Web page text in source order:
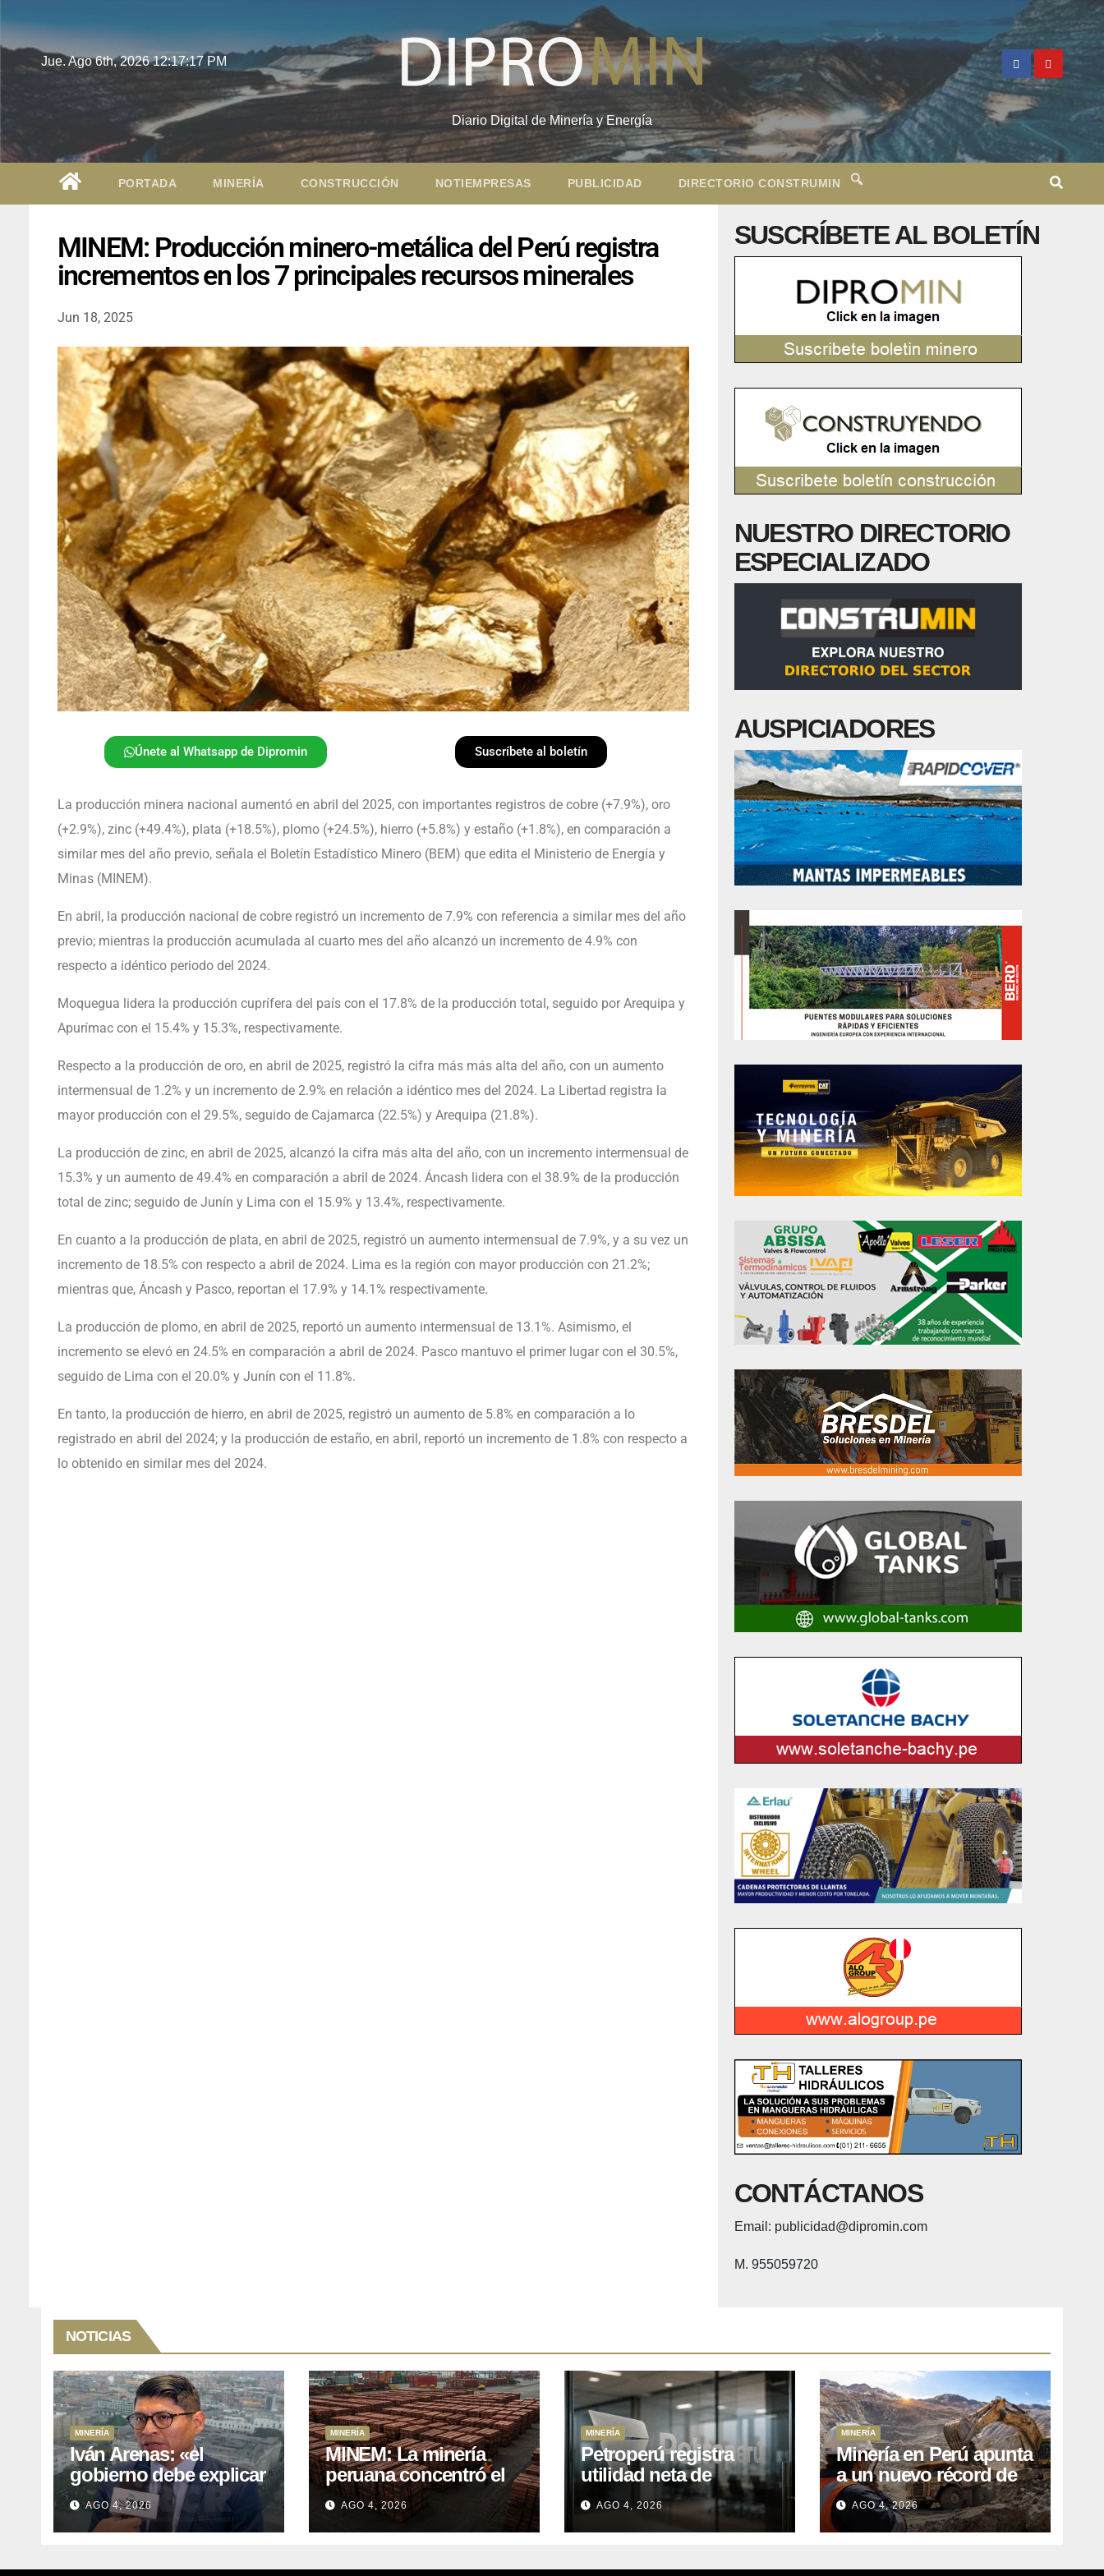
Jue. Ago 6th, 202612:17:18 PM
Diario Digital de Minería y Energía
PORTADA MINERÍA CONSTRUCCIÓN NOTIEMPRESAS PUBLICIDAD DIRECTORIO CONSTRUMIN
MINEM: Producción minero-metálica del Perú registra
incrementos en los 7 principales recursos minerales
Jun 18, 2025
Únete al Whatsapp de Dipromin Suscríbete al boletín
La producción minera nacional aumentó en abril del 2025, con importantes registros de cobre (+7.9%), oro
(+2.9%), zinc (+49.4%), plata (+18.5%), plomo (+24.5%), hierro (+5.8%) y estaño (+1.8%), en comparación a
similar mes del año previo, señala el Boletín Estadístico Minero (BEM) que edita el Ministerio de Energía y
Minas (MINEM).
En abril, la producción nacional de cobre registró un incremento de 7.9% con referencia a similar mes del año
previo; mientras la producción acumulada al cuarto mes del año alcanzó un incremento de 4.9% con
respecto a idéntico periodo del 2024.
Moquegua lidera la producción cuprífera del país con el 17.8% de la producción total, seguido por Arequipa y
Apurímac con el 15.4% y 15.3%, respectivamente.
Respecto a la producción de oro, en abril de 2025, registró la cifra más más alta del año, con un aumento
intermensual de 1.2% y un incremento de 2.9% en relación a idéntico mes del 2024. La Libertad registra la
mayor producción con el 29.5%, seguido de Cajamarca (22.5%) y Arequipa (21.8%).
La producción de zinc, en abril de 2025, alcanzó la cifra más alta del año, con un incremento intermensual de
15.3% y un aumento de 49.4% en comparación a abril de 2024. Áncash lidera con el 38.9% de la producción
total de zinc; seguido de Junín y Lima con el 15.9% y 13.4%, respectivamente.
En cuanto a la producción de plata, en abril de 2025, registró un aumento intermensual de 7.9%, y a su vez un
incremento de 18.5% con respecto a abril de 2024. Lima es la región con mayor producción con 21.2%;
mientras que, Áncash y Pasco, reportan el 17.9% y 14.1% respectivamente.
La producción de plomo, en abril de 2025, reportó un aumento intermensual de 13.1%. Asimismo, el
incremento se elevó en 24.5% en comparación a abril de 2024. Pasco mantuvo el primer lugar con el 30.5%,
seguido de Lima con el 20.0% y Junín con el 11.8%.
En tanto, la producción de hierro, en abril de 2025, registró un aumento de 5.8% en comparación a lo
registrado en abril del 2024; y la producción de estaño, en abril, reportó un incremento de 1.8% con respecto a
lo obtenido en similar mes del 2024.
SUSCRÍBETE AL BOLETÍN
NUESTRO DIRECTORIO
ESPECIALIZADO
AUSPICIADORES
CONTÁCTANOS
Email: publicidad@dipromin.com
M. 955059720
NOTICIAS
MINERÍA
Iván Arenas: «el
gobierno debe explicar
a Cajamarca que tiene
US$ 16 mil millones en
proyectos mineros
AGO 4, 2026
MINERÍA
MINEM: La minería
peruana concentró el
76.1% del total de las
exportaciones
nacionales entre enero
AGO 4, 2026
MINERÍA
Petroperú registra
utilidad neta de
US$121 millones al
cierre del primer
semestre 2026
AGO 4, 2026
MINERÍA
Minería en Perú apunta
a un nuevo récord de
inversiones: crecen los
petitorios y el FMI insta
a destrabar proyectos
AGO 4, 2026